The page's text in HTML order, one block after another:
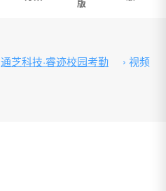
版
通芝科技·睿迹校园考勤 › 视频